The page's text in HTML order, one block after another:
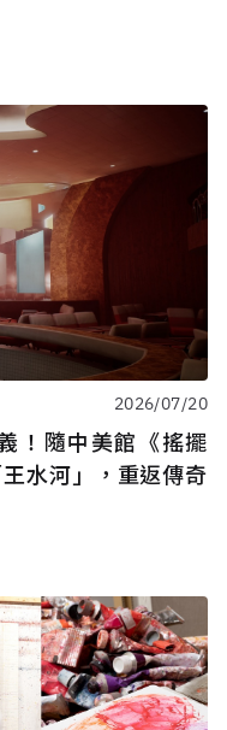
2026/07/20
！隨中美館《搖擺
水河」，重返傳奇